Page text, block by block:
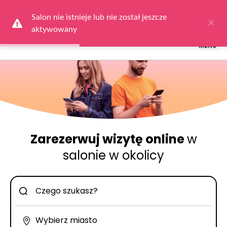
wybierzZaloguj się
MENU
Zarezerwuj wizytę onlinew
salonie w okolicy
Salon nie istnieje lub nie został jeszcze
aktywowany
×